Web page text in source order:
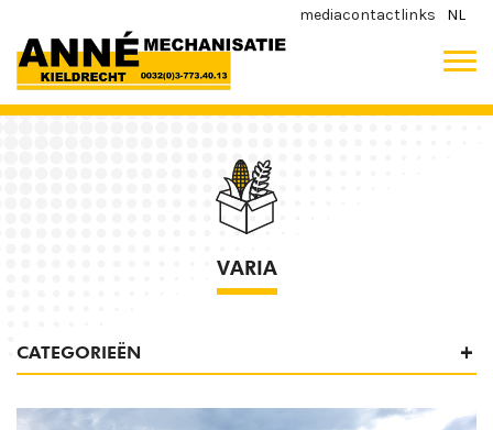
mediacontactlinks NL
VARIA
CATEGORIEËN